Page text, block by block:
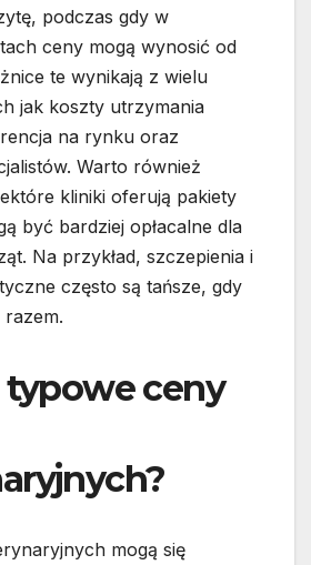
podczas gdy w
ceny mogą wynosić od
te wynikają z wielu
jak koszty utrzymania
na rynku oraz
Warto również
kliniki oferują pakiety
być bardziej opłacalne dla
Na przykład, szczepienia i
często są tańsze, gdy
typowe ceny
mogą się